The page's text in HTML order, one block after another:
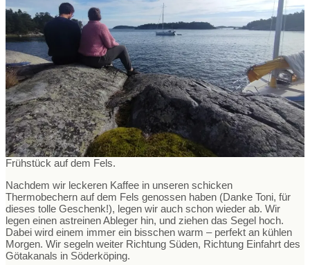
Frühstück auf dem Fels.
Nachdem wir leckeren Kaffee in unseren schicken
Thermobechern auf dem Fels genossen haben (Danke Toni, für
dieses tolle Geschenk!), legen wir auch schon wieder ab. Wir
legen einen astreinen Ableger hin, und ziehen das Segel hoch.
Dabei wird einem immer ein bisschen warm – perfekt an kühlen
Morgen. Wir segeln weiter Richtung Süden, Richtung Einfahrt des
Götakanals in Söderköping.